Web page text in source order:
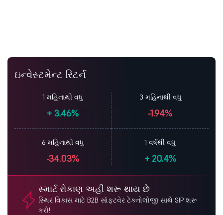
ઇન્વેસ્ટમેન્ટ રિટર્ન
1 મહિનાથી વધુ
+ 3.46%
3 મહિનાથી વધુ
-1.94%
6 મહિનાથી વધુ
-34.03%
1 વર્ષથી વધુ
+20.4%
સ્માર્ટ રોકાણ અહીં શરૂ થાય છે
સ્થિર વિકાસ માટે B2B સૉફ્ટવેર ટેક્નોલોજી સાથે SIP શરૂ
કરો!